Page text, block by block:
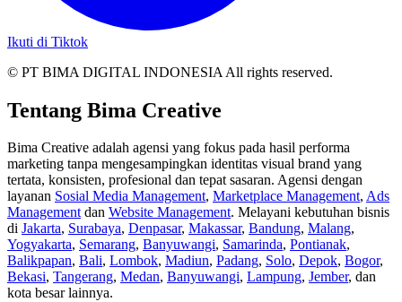
Ikuti di Tiktok
© PT BIMA DIGITAL INDONESIA All rights reserved.
Tentang Bima Creative
Bima Creative adalah agensi yang fokus pada hasil performa
marketing tanpa mengesampingkan identitas visual brand yang
tertata, konsisten, profesional dan tepat sasaran. Agensi dengan
layanan Sosial Media Management, Marketplace Management, Ads
Managementdan Website Management. Melayani kebutuhan bisnis
di Jakarta, Surabaya, Denpasar, Makassar, Bandung, Malang,
Yogyakarta, Semarang, Banyuwangi, Samarinda, Pontianak,
Balikpapan, Bali, Lombok, Madiun, Padang, Solo, Depok, Bogor,
Bekasi, Tangerang, Medan, Banyuwangi, Lampung, Jember, dan
kota besar lainnya.